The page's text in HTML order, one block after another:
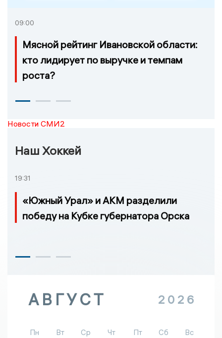
09:00
Мясной рейтинг Ивановской области:
кто лидирует по выручке и темпам
роста?
Новости СМИ2
Наш Хоккей
19:31
«Южный Урал» и АКМ разделили
победу на Кубке губернатора Орска
АВГУСТ 2026
Пн Вт Ср Чт Пт Сб
Вс